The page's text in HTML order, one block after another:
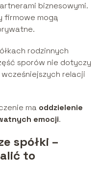
biznesowymi.
firmowe mogą
rodzinnych
sporów nie dotyczy
relacji
ma oddzielenie
emocji.
spółki –
to